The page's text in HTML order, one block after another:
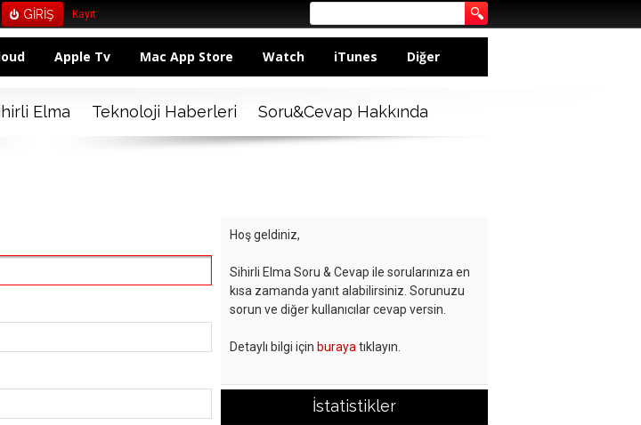
Kayıt
Apple Tv Mac App Store Watch iTunes Diğer
Elma Teknoloji Haberleri Soru&Cevap Hakkında
Hoş geldiniz,
Sihirli Elma Soru & Cevap ile sorularınıza en
kısa zamanda yanıt alabilirsiniz. Sorunuzu
sorun ve diğer kullanıcılar cevap versin.
Detaylı bilgi için buraya tıklayın.
İstatistikler